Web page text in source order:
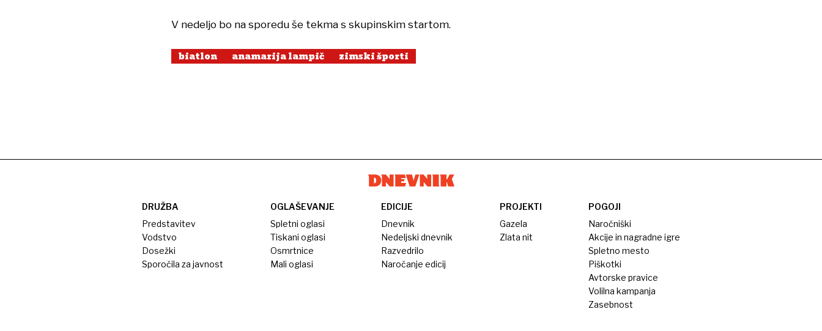
V nedeljo bo na sporedu še tekma s skupinskim startom.
biatlon anamarija lampič zimski športi
DRUŽBA
Predstavitev
Vodstvo
Dosežki
Sporočila za javnost
OGLAŠEVANJE
Spletni oglasi
Tiskani oglasi
Osmrtnice
Mali oglasi
EDICIJE
Dnevnik
Nedeljski dnevnik
Razvedrilo
Naročanje edicij
PROJEKTI
Gazela
Zlata nit
POGOJI
Naročniški
Akcije in nagradne igre
Spletno mesto
Piškotki
Avtorske pravice
Volilna kampanja
Zasebnost